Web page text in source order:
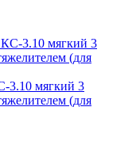
3.10 мягкий 3
(для